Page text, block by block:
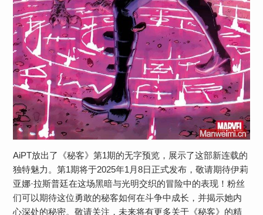
AiPT放出了《秘客》第1期的无字预览，展示了这部新连载的
独特魅力。第1期将于2025年1月8日正式发布，敬请期待伊莉
亚娜·拉斯普廷在这场黑暗与光明交织的冒险中的表现！粉丝
们可以期待这位勇敢的秘客如何在斗争中成长，并揭示她内
心深处的秘密。敬请关注，未来将有更多关于《秘客》的精